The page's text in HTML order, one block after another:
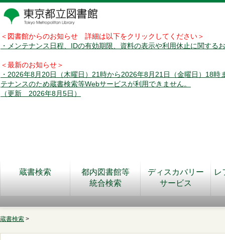
＜図書館からのお知らせ 詳細は以下をクリックしてください＞
・メンテナンス日程、IDの有効期限、資料の表示や利用休止に関する
＜最新のお知らせ＞
・2026年8月20日（木曜日）21時から2026年8月21日（金曜日）18時
テナンスのため蔵書検索等Webサービスが利用できません。
（更新 2026年8月5日）
蔵書検索
都内図書館等
統合検索
ディスカバリー
サービス
レ
蔵書検索 >